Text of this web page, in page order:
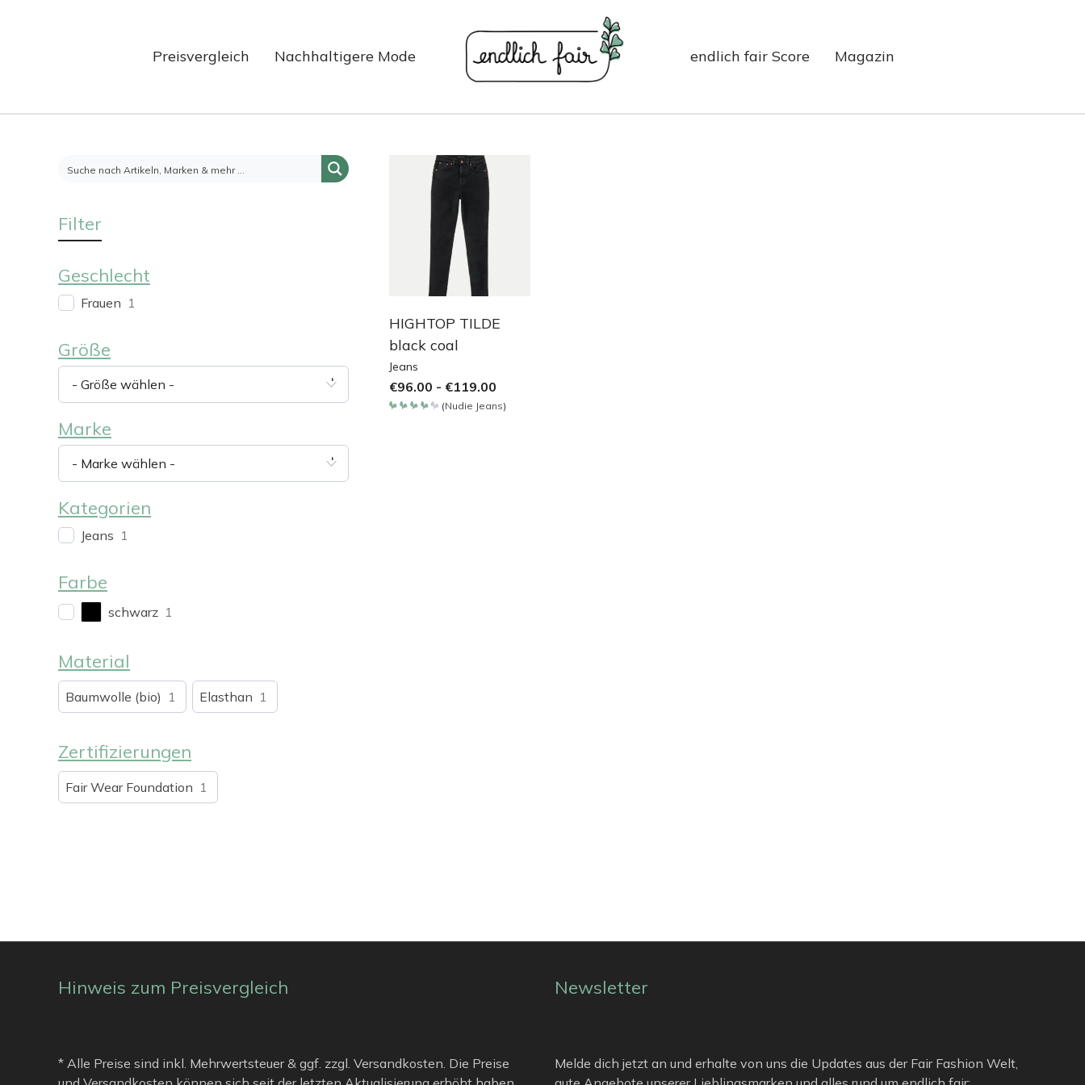
Preisvergleich Nachhaltigere Mode endlich fair Score Magazin
HIGHTOP TILDE
black coal
Jeans
€96.00 - €119.00
(Nudie Jeans)
Filter
Geschlecht
Frauen 1
Größe
- Größe wählen -
Marke
- Marke wählen -
Kategorien
Jeans 1
Farbe
schwarz 1
Material
Baumwolle (bio) 1 Elasthan 1
Zertifizierungen
Fair Wear Foundation 1
Hinweis zum Preisvergleich
* Alle Preise sind inkl. Mehrwertsteuer & ggf. zzgl. Versandkosten. Die Preise
Newsletter
Melde dich jetzt an und erhalte von uns die Updates aus der Fair Fashion Welt,